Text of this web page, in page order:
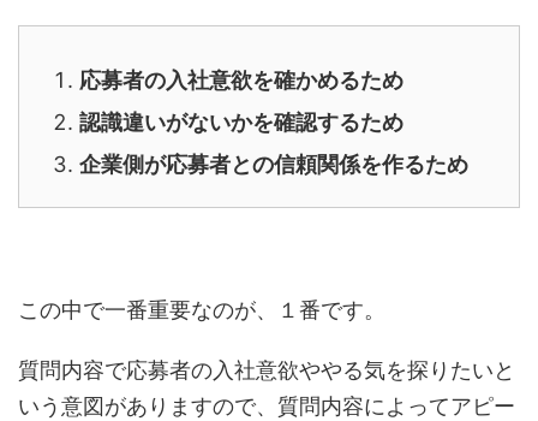
応募者の入社意欲を確かめるため
認識違いがないかを確認するため
企業側が応募者との信頼関係を作るため
この中で一番重要なのが、１番です。
質問内容で応募者の入社意欲ややる気を探りたいと
いう意図がありますので、質問内容によってアピー